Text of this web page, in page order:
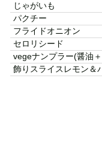
じゃがいも
パクチー
フライドオニオン
セロリシード
vegeナンプラー(醤油
飾りスライスレモン＆